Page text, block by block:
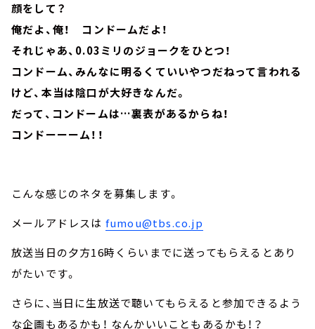
顔をして？
俺だよ、俺！ コンドームだよ！
それじゃあ、0.03ミリのジョークをひとつ！
コンドーム、みんなに明るくていいやつだねって言われる
けど、本当は陰口が大好きなんだ。
だって、コンドームは…裏表があるからね！
コンドーーーム！！
こんな感じのネタを募集します。
メールアドレスは fumou@tbs.co.jp
放送当日の夕方16時くらいまでに送ってもらえるとあり
がたいです。
さらに、当日に生放送で聴いてもらえると参加できるよう
な企画もあるかも！ なんかいいこともあるかも！？